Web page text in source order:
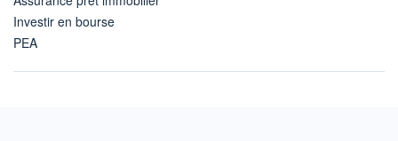
Investir en bourse
PEA